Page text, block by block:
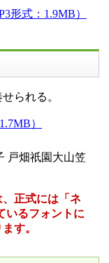
形式：1.9MB）
られる。
）
戸畑祇󠄀園大山笠
、正式には「ネ
いるフォントに
す。